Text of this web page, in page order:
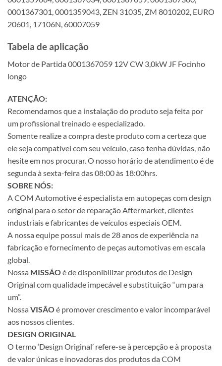
0001367301, 0001359043, ZEN 31035, ZM 8010202, EURO
20601, 17106N, 60007059
Tabela de aplicação
Motor de Partida 0001367059 12V CW 3,0kW JF Focinho
longo
ATENÇÃO:
Recomendamos que a instalação do produto seja feita por
um profissional treinado e especializado.
Somente realize a compra deste produto com a certeza que
ele seja compatível com seu veículo, caso tenha dúvidas, não
hesite em nos procurar. O nosso horário de atendimento é de
segunda à sexta-feira das 08:00 às 18:00hrs.
SOBRE NÓS:
A COM Automotive é especialista em autopeças com design
original para o setor de reparação Aftermarket, clientes
industriais e fabricantes de veículos especiais OEM.
A nossa equipe possui mais de 28 anos de experiência na
fabricação e fornecimento de peças automotivas em escala
global.
Nossa MISSÃOé de disponibilizar produtos de Design
Original com qualidade impecável e substituição “um para
um”.
Nossa VISÃOé promover crescimento e valor incomparável
aos nossos clientes.
DESIGN ORIGINAL
O termo ‘Design Original’ refere-se à percepção e à proposta
de valor únicas e inovadoras dos produtos da COM